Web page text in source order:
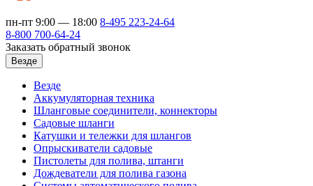
пн-пт 9:00 — 18:00 8-495 223-24-64
8-800 700-64-24
Заказать обратный звонок
Везде
Везде
Аккумуляторная техника
Шланговые соединители, коннекторы
Садовые шланги
Катушки и тележки для шлангов
Опрыскиватели садовые
Пистолеты для полива, штанги
Дождеватели для полива газона